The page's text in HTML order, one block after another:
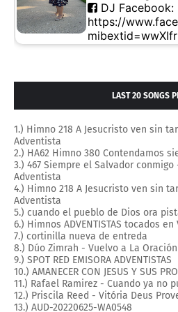
LAST 20 SONGS
1.) Himno 218 A Jesucristo ven sin
Adventista
2.) HA62 Himno 380 Contendamos
3.) 467 Siempre el Salvador
Adventista
4.) Himno 218 A Jesucristo ven sin
Adventista
5.) cuando el pueblo de Dios ora
6.) Himnos ADVENTISTAS tocados
7.) cortinilla nueva de entreda
8.) Dúo Zimrah - Vuelvo a La
9.) SPOT RED EMISORA ADVENTISTAS
10.) AMANECER CON JESUS Y SUS
11.) Rafael Ramirez - Cuando ya no
12.) Priscila Reed - Vitória Deus
13.) AUD-20220625-WA0548